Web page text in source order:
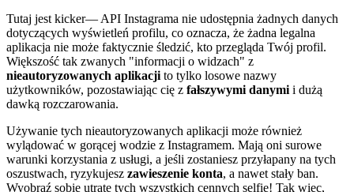
Tutaj jest kicker— API Instagrama nie udostępnia żadnych danych
dotyczących wyświetleń profilu, co oznacza, że żadna legalna
aplikacja nie może faktycznie śledzić, kto przegląda Twój profil.
Większość tak zwanych "informacji o widzach" z
nieautoryzowanych aplikacjito tylko losowe nazwy
użytkowników, pozostawiając cię z fałszywymi danymii dużą
dawką rozczarowania.
Używanie tych nieautoryzowanych aplikacji może również
wylądować w gorącej wodzie z Instagramem. Mają oni surowe
warunki korzystania z usługi, a jeśli zostaniesz przyłapany na tych
oszustwach, ryzykujesz zawieszenie konta, a nawet stały ban.
Wyobraź sobie utratę tych wszystkich cennych selfie! Tak więc,